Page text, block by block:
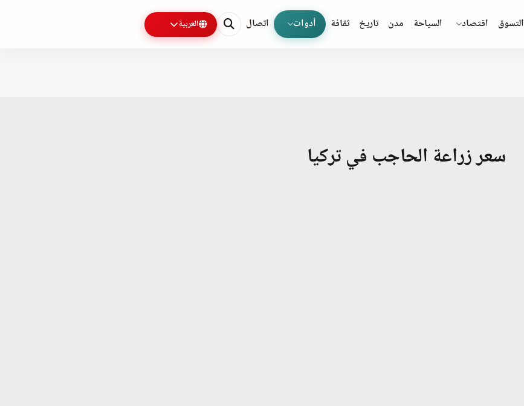
التسوق اقتصاد السياحة مدن تاريخ ثقافة أدوات اتصال العربية
سعر زراعة الحاجب في تركيا